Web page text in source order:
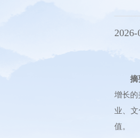
摘
增长的
业、
值。